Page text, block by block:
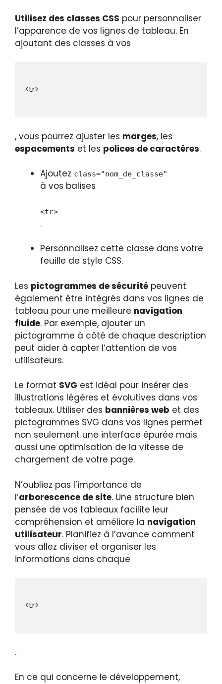
Utilisez des classes CSS pour personnaliser
l’apparence de vos lignes de tableau. En
ajoutant des classes à vos
, vous pourrez ajuster les marges, les
espacements et les polices de caractères.
Ajoutez class="nom_de_classe"
à vos balises
<tr>
.
Personnalisez cette classe dans votre
feuille de style CSS.
Les pictogrammes de sécurité peuvent
également être intégrés dans vos lignes de
tableau pour une meilleure navigation
fluide. Par exemple, ajouter un
pictogramme à côté de chaque description
peut aider à capter l’attention de vos
utilisateurs.
Le format SVG est idéal pour insérer des
illustrations légères et évolutives dans vos
tableaux. Utiliser des bannières web et des
pictogrammes SVG dans vos lignes permet
non seulement une interface épurée mais
aussi une optimisation de la vitesse de
chargement de votre page.
N’oubliez pas l’importance de
l’arborescence de site. Une structure bien
pensée de vos tableaux facilite leur
compréhension et améliore la navigation
utilisateur. Planifiez à l’avance comment
vous allez diviser et organiser les
informations dans chaque
.
En ce qui concerne le développement,